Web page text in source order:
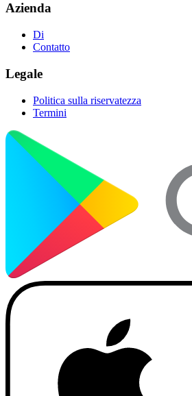
Azienda
Di
Contatto
Legale
Politica sulla riservatezza
Termini